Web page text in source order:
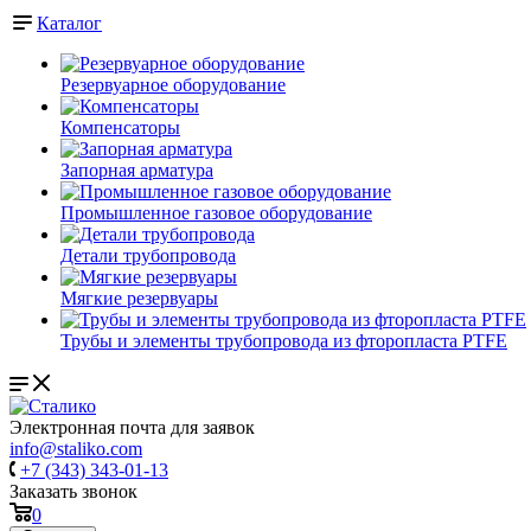
Каталог
Резервуарное оборудование
Компенсаторы
Запорная арматура
Промышленное газовое оборудование
Детали трубопровода
Мягкие резервуары
Трубы и элементы трубопровода из фторопласта PTFE
Электронная почта для заявок
info@staliko.com
+7 (343) 343-01-13
Заказать звонок
0